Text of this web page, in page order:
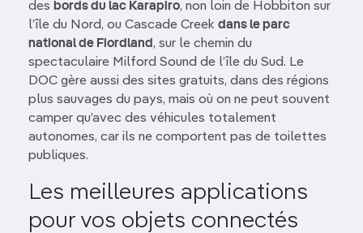
des bords du lac Karapiro, non loin de Hobbiton sur
l’île du Nord, ou Cascade Creek dans le parc
national de Fiordland, sur le chemin du
spectaculaire Milford Sound de l’île du Sud. Le
DOC gère aussi des sites gratuits, dans des régions
plus sauvages du pays, mais où on ne peut souvent
camper qu’avec des véhicules totalement
autonomes, car ils ne comportent pas de toilettes
publiques.
Les meilleures applications
pour vos objets connectés